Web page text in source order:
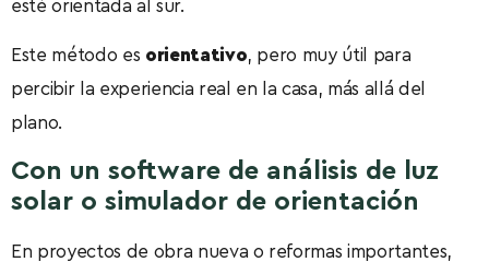
esté orientada al sur.
Este método es orientativo, pero muy útil para
percibir la experiencia real en la casa, más allá del
plano.
Con un software de análisis de luz
solar o simulador de orientación
En proyectos de obra nueva o reformas importantes,